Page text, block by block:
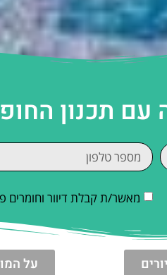
עם תכנון
מאשר/ת קבלת דיוור וחומרים
על